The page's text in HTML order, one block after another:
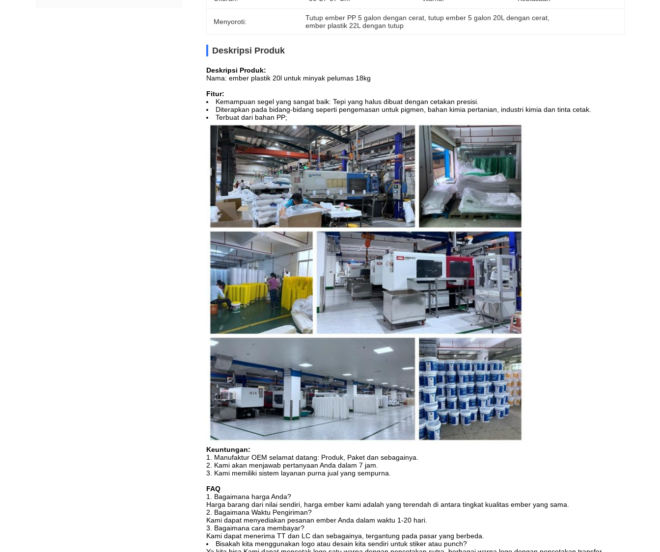
Menyoroti: Tutup ember PP 5 galon dengan cerat , tutup ember 5 galon 20L dengan cerat
ember plastik 22L dengan tutup
Deskripsi Produk
Deskripsi Produk:
Nama: ember plastik 20l untuk minyak pelumas 18kg
Fitur:
Kemampuan segel yang sangat baik: Tepi yang halus dibuat dengan cetakan presisi.
Diterapkan pada bidang-bidang seperti pengemasan untuk pigmen, bahan kimia pertanian, industri kimia dan tinta cetak.
Terbuat dari bahan PP;
Keuntungan:
1. Manufaktur OEM selamat datang: Produk, Paket dan sebagainya.
2. Kami akan menjawab pertanyaan Anda dalam 7 jam.
3. Kami memiliki sistem layanan purna jual yang sempurna.
FAQ
1. Bagaimana harga Anda?
Harga barang dari nilai sendiri, harga ember kami adalah yang terendah di antara tingkat kualitas ember yang sama.
2. Bagaimana Waktu Pengiriman?
Kami dapat menyediakan pesanan ember Anda dalam waktu 1-20 hari.
3. Bagaimana cara membayar?
Kami dapat menerima TT dan LC dan sebagainya, tergantung pada pasar yang berbeda.
Bisakah kita menggunakan logo atau desain kita sendiri untuk stiker atau punch?